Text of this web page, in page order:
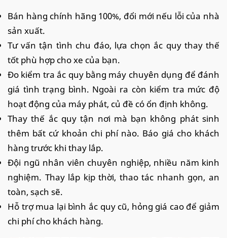
Bán hàng chính hãng 100%, đổi mới nếu lỗi của nhà
sản xuất.
Tư vấn tận tình chu đáo, lựa chọn ắc quy thay thế
tốt phù hợp cho xe của bạn.
Đo kiểm tra ắc quy bằng máy chuyên dụng để đánh
giá tình trạng bình. Ngoài ra còn kiểm tra mức độ
hoạt động của máy phát, củ đề có ổn định không.
Thay thế ắc quy tận nơi mà bạn không phát sinh
thêm bất cứ khoản chi phí nào. Báo giá cho khách
hàng trước khi thay lắp.
Đội ngũ nhân viên chuyên nghiệp, nhiều năm kinh
nghiệm. Thay lắp kịp thời, thao tác nhanh gọn, an
toàn, sạch sẽ.
Hỗ trợ mua lại bình ắc quy cũ, hỏng giá cao để giảm
chi phí cho khách hàng.